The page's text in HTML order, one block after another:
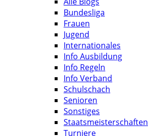
Bundesliga
Frauen
Jugend
Internationales
Info Ausbildung
Info Regeln
Info Verband
Schulschach
Senioren
Sonstiges
Staatsmeisterschaften
Turniere